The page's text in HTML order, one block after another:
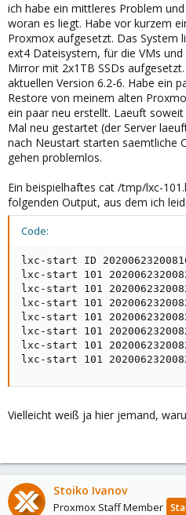
ich habe ein mittleres Problem
woran es liegt. Habe vor kurzem
Proxmox aufgesetzt. Das System
ext4 Dateisystem, für die VMs
Mirror mit 2x1TB SSDs
aktuellen Version 6.2-6. Habe ein
Restore von meinem alten
ein paar neu erstellt. Laeuft
Mal neu gestartet (der Server
nach Neustart starten saemtliche
gehen problemlos.
Ein beispielhaftes cat /tmp/lxc-
folgenden Output, aus dem ich
Code:
lxc-start ID
lxc-start 101
lxc-start 101
lxc-start 101
lxc-start 101
lxc-start 101
lxc-start 101
lxc-start 101
Vielleicht weiß ja hier jemand,
Stoiko Ivanov
Proxmox Staff Member